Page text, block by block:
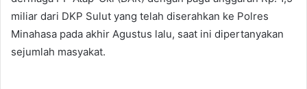
miliar dari DKP Sulut yang telah diserahkan ke Polres
Minahasa pada akhir Agustus lalu, saat ini dipertanyakan
sejumlah masyakat.